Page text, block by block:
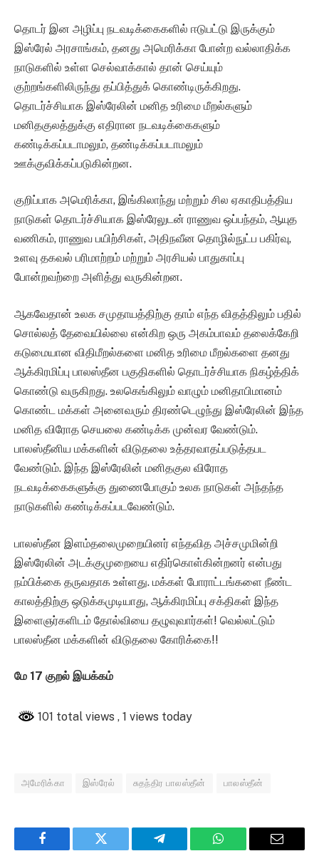
தொடர் இன அழிப்பு நடவடிக்கைகளில் ஈடுபட்டு இருக்கும்
இஸ்ரேல் அரசாங்கம், தனது அமெரிக்கா போன்ற வல்லாதிக்க
நாடுகளில் உள்ள செல்வாக்கால் தான் செய்யும்
குற்றங்களிலிருந்து தப்பித்துக் கொண்டிருக்கிறது.
தொடர்ச்சியாக இஸ்ரேலின் மனித உரிமை மீறல்களும்
மனிதகுலத்துக்கு எதிரான நடவடிக்கைகளும்
கண்டிக்கப்படாமலும், தண்டிக்கப்படாமலும்
ஊக்குவிக்கப்படுகின்றன.
குறிப்பாக அமெரிக்கா, இங்கிலாந்து மற்றும் சில ஏகாதிபத்திய
நாடுகள் தொடர்ச்சியாக இஸ்ரேலுடன் ராணுவ ஒப்பந்தம், ஆயுத
வணிகம், ராணுவ பயிற்சிகள், அதிநவீன தொழில்நுட்ப பகிர்வு,
உளவு தகவல் பரிமாற்றம் மற்றும் அரசியல் பாதுகாப்பு
போன்றவற்றை அளித்து வருகின்றன.
ஆகவேதான் உலக சமுதாயத்திற்கு தாம் எந்த விதத்திலும் பதில்
சொல்லத் தேவையில்லை என்கிற ஒரு அகம்பாவம் தலைக்கேறி
கடுமையான விதிமீறல்களை மனித உரிமை மீறல்களை தனது
ஆக்கிரமிப்பு பாலஸ்தீன பகுதிகளில் தொடர்ச்சியாக நிகழ்த்திக்
கொண்டு வருகிறது. உலகெங்கிலும் வாழும் மனிதாபிமானம்
கொண்ட மக்கள் அனைவரும் திரண்டெழுந்து இஸ்ரேலின் இந்த
மனித விரோத செயலை கண்டிக்க முன்வர வேண்டும்.
பாலஸ்தீனிய மக்களின் விடுதலை உத்தரவாதப்படுத்தபட
வேண்டும். இந்த இஸ்ரேலின் மனிதகுல விரோத
நடவடிக்கைகளுக்கு துணைபோகும் உலக நாடுகள் அந்தந்த
நாடுகளில் கண்டிக்கப்படவேண்டும்.
பாலஸ்தீன இளம்தலைமுறையினர் எந்தவித அச்சமுமின்றி
இஸ்ரேலின் அடக்குமுறையை எதிர்கொள்கின்றனர் என்பது
நம்பிக்கை தருவதாக உள்ளது. மக்கள் போராட்டங்களை நீண்ட
காலத்திற்கு ஒடுக்கமுடியாது, ஆக்கிரமிப்பு சக்திகள் இந்த
இளைஞர்களிடம் தோல்வியை தழுவுவார்கள்! வெல்லட்டும்
பாலஸ்தீன மக்களின் விடுதலை கோரிக்கை!!
மே 17 குறல் இயக்கம்
101 total views , 1 views today
அமேரிக்கா இஸ்ரேல் சுதந்திர பாலஸ்தீன் பாலஸ்தீன்
Facebook Twitter Telegram WhatsApp Email